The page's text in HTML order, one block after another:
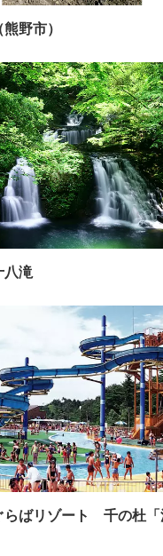
野市）
八滝
らばリゾート 千の杜「